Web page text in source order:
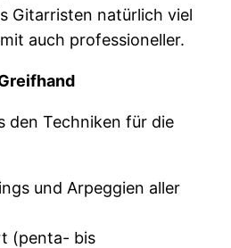
Gitarristen natürlich viel
auch professioneller.
den Techniken für die
und Arpeggien aller
(penta- bis